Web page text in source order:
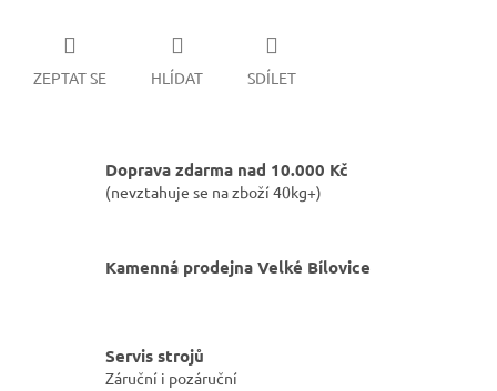
ZEPTAT SE HLÍDAT SDÍLET
Doprava zdarma nad 10.000 Kč
(nevztahuje se na zboží 40kg+)
Kamenná prodejna Velké Bílovice
Servis strojů
Záruční i pozáruční